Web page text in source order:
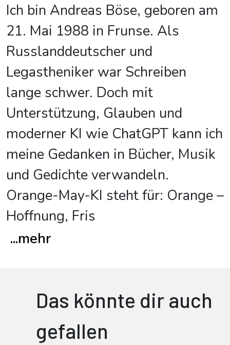
Ich bin Andreas Böse, geboren am
21. Mai 1988 in Frunse. Als
Russlanddeutscher und
Legastheniker war Schreiben
lange schwer. Doch mit
Unterstützung, Glauben und
moderner KI wie ChatGPT kann ich
meine Gedanken in Bücher, Musik
und Gedichte verwandeln.
Orange-May-KI steht für: Orange –
Hoffnung, Fris
...mehr
Das könnte dir auch
gefallen